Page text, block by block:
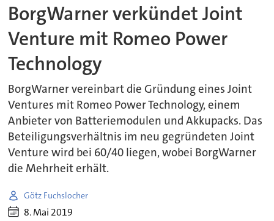
BorgWarner verkündet Joint
Venture mit Romeo Power
Technology
BorgWarner vereinbart die Gründung eines Joint
Ventures mit Romeo Power Technology, einem
Anbieter von Batteriemodulen und Akkupacks. Das
Beteiligungsverhältnis im neu gegründeten Joint
Venture wird bei 60/40 liegen, wobei BorgWarner
die Mehrheit erhält.
Götz Fuchslocher
8. Mai 2019